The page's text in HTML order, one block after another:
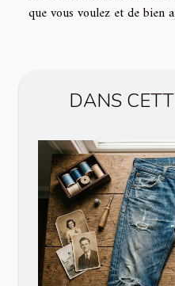
que vous voulez et de bien
DANS